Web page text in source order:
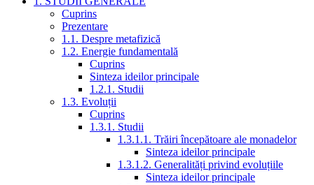
Cuprins
Prezentare
1.1. Despre metafizică
1.2. Energie fundamentală
Cuprins
Sinteza ideilor principale
1.2.1. Studii
1.3. Evoluții
Cuprins
1.3.1. Studii
1.3.1.1. Trăiri începătoare ale monadelor
Sinteza ideilor principale
1.3.1.2. Generalități privind evoluțiile
Sinteza ideilor principale